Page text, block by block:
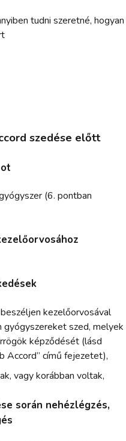
tudni szeretné, hogyan
szedése előtt
(6. pontban
kezelőorvosával
gyógyszereket szed, melyek
képződését (lásd
Accord” című fejezetet),
vagy korábban voltak,
során nehézlégzés,